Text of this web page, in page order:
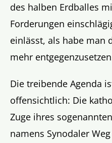
des halben Erdballes
Forderungen
einlässt, als habe man
mehr
Die treibende Agenda
offensichtlich: Die
Zuge ihres
namens Synodaler